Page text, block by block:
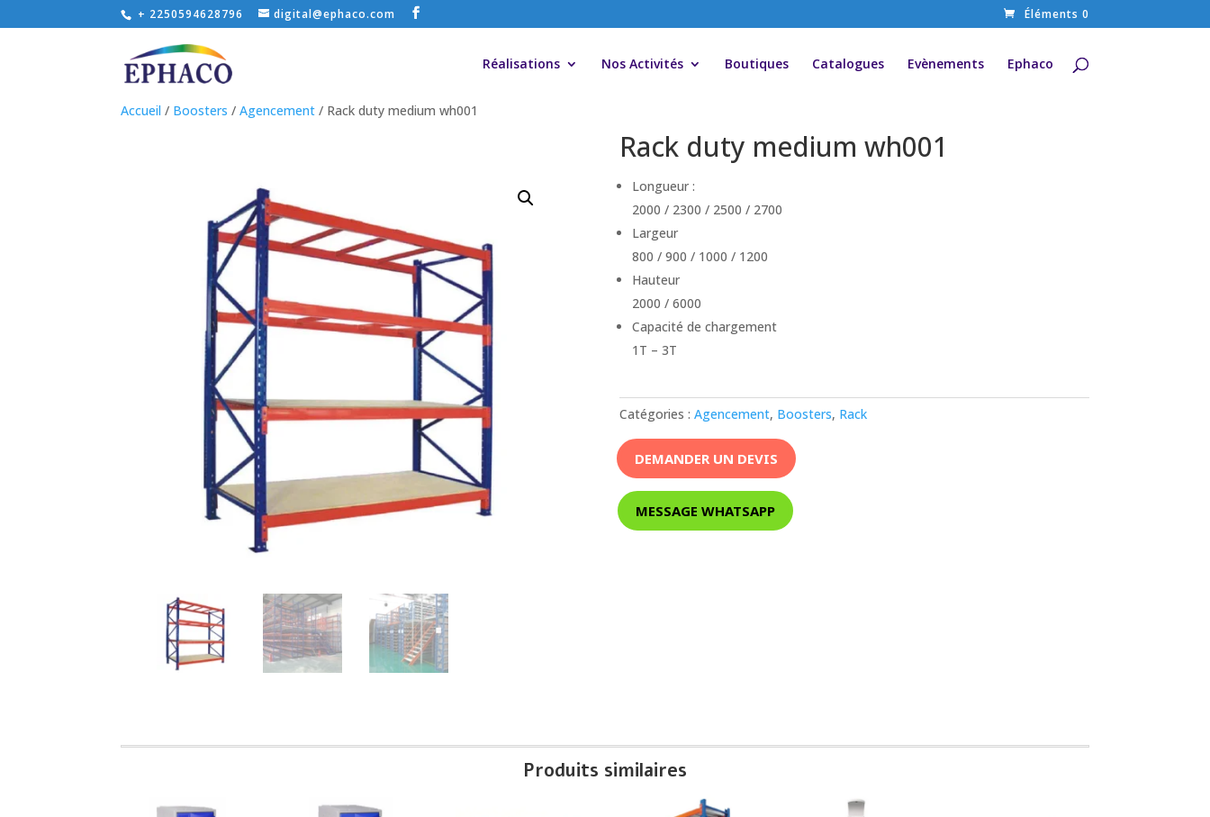
+ 2250594628796 digital@ephaco.com Éléments 0
Réalisations Nos Activités Boutiques Catalogues Evènements Ephaco
Accueil / Boosters /Agencement / Rack duty medium wh001
Rack duty medium wh001
Longueur :
2000 / 2300 / 2500 / 2700
Largeur
800 / 900 / 1000 / 1200
Hauteur
2000 / 6000
Capacité de chargement
1T – 3T
Catégories :Agencement, Boosters, Rack
DEMANDER UN DEVIS
MESSAGE WHATSAPP
Produits similaires